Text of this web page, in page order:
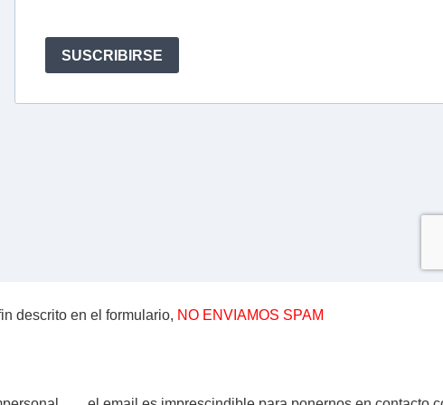
descrito en el formulario, NO ENVIAMOS SPAM